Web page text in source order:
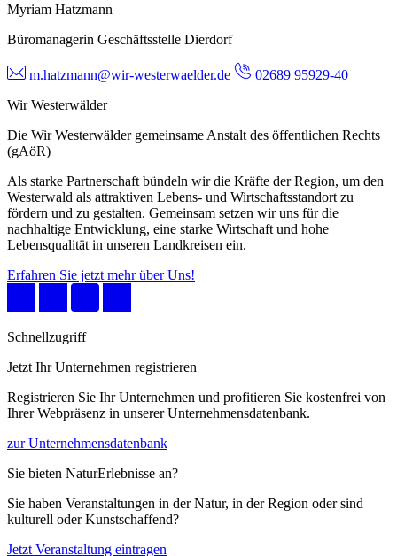
Myriam Hatzmann
Büromanagerin Geschäftsstelle Dierdorf
m.hatzmann@wir-westerwaelder.de
02689 95929-40
Wir Westerwälder
Die Wir Westerwälder gemeinsame Anstalt des öffentlichen Rechts
(gAöR)
Als starke Partnerschaft bündeln wir die Kräfte der Region, um den
Westerwald als attraktiven Lebens- und Wirtschaftsstandort zu
fördern und zu gestalten. Gemeinsam setzen wir uns für die
nachhaltige Entwicklung, eine starke Wirtschaft und hohe
Lebensqualität in unseren Landkreisen ein.
Erfahren Sie jetzt mehr über Uns!
Schnellzugriff
Jetzt Ihr Unternehmen registrieren
Registrieren Sie Ihr Unternehmen und profitieren Sie kostenfrei von
Ihrer Webpräsenz in unserer Unternehmensdatenbank.
zur Unternehmensdatenbank
Sie bieten NaturErlebnisse an?
Sie haben Veranstaltungen in der Natur, in der Region oder sind
kulturell oder Kunstschaffend?
Jetzt Veranstaltung eintragen